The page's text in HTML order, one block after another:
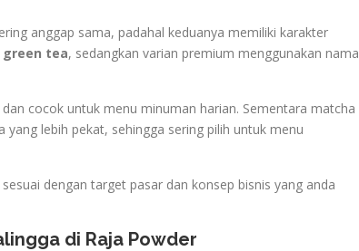
anggap sama, padahal keduanya memiliki karakter
green tea, sedangkan varian premium menggunakan nama
cocok untuk menu minuman harian. Sementara matcha
lebih pekat, sehingga sering pilih untuk menu
dengan target pasar dan konsep bisnis yang anda
di Raja Powder